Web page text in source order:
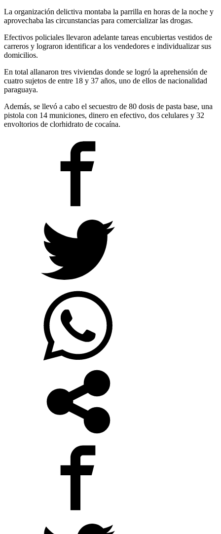
La organización delictiva montaba la parrilla en horas de la noche y
aprovechaba las circunstancias para comercializar las drogas.
Efectivos policiales llevaron adelante tareas encubiertas vestidos de
carreros y lograron identificar a los vendedores e individualizar sus
domicilios.
En total allanaron tres viviendas donde se logró la aprehensión de
cuatro sujetos de entre 18 y 37 años, uno de ellos de nacionalidad
paraguaya.
Además, se llevó a cabo el secuestro de 80 dosis de pasta base, una
pistola con 14 municiones, dinero en efectivo, dos celulares y 32
envoltorios de clorhidrato de cocaína.